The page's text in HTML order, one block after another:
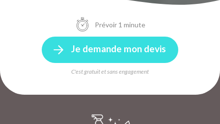
Prévoir 1 minute
Je demande mon devis
C'est gratuit et sans engagement